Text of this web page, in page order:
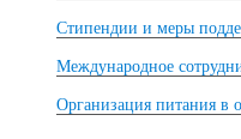
Стипендии и меры
Международное
Организация питания в